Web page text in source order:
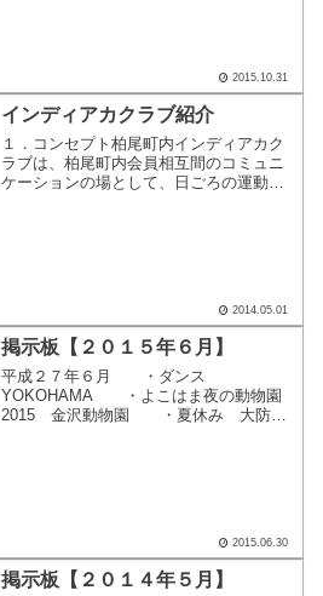
2015.10.31
インディアカクラブ紹介
１．コンセプト柏尾町内インディアカク
ラブは、柏尾町内会員相互間のコミュニ
ケーションの場として、日ごろの運動不
2014.05.01
掲示板【２０１５年６月】
平成２７年６月 ・ダンス
YOKOHAMA ・よこはま夜の動物園
2015 金沢動物園 ・夏休み 大防災
2015.06.30
掲示板【２０１４年５月】